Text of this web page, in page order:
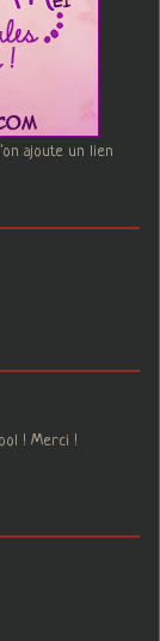
ajoute un lien
! Merci !